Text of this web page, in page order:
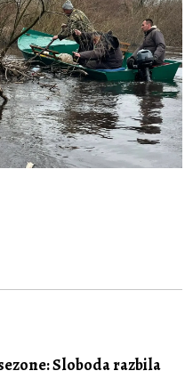
Sloboda razbila